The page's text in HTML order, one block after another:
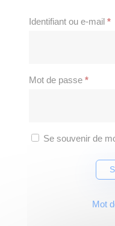
Identifiant ou e-mail *
Mot de passe *
Se souvenir de
Mot